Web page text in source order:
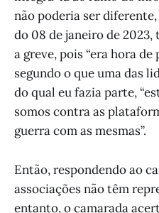
não poderia ser
do 08 de janeiro de
a greve, pois “era hora
segundo o que uma das
do qual eu fazia parte,
somos contra as
guerra com as mesmas”.
Então, respondendo ao
associações não têm
entanto, o camarada